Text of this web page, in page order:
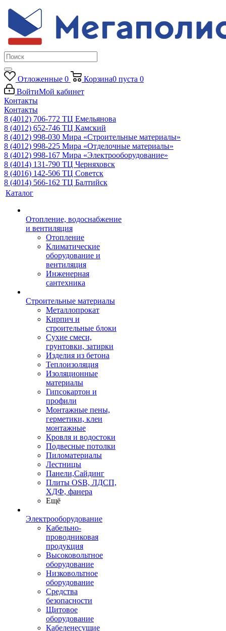
Отложенные 0 Корзина0 пуста 0
ВойтиМой кабинет
Контакты
Контакты
8 (4012) 706-772 ТЦ Емельянова
8 (4012) 652-746 ТЦ Камский
8 (4012) 998-030 Мира «Строительные материалы»
8 (4012) 998-225 Мира «Отделочные материалы»
8 (4012) 998-167 Мира «Электрооборудование»
8 (4014) 131-790 ТЦ Черняховск
8 (4016) 142-506 ТЦ Советск
8 (4014) 566-162 ТЦ Балтийск
Каталог
Отопление, водоснабжение
и вентиляция
Отопление
Климатические
оборудование и
вентиляция
Инженерная
сантехника
Строительные материалы
Металлопрокат
Кирпич и
строительные блоки
Сухие смеси,
грунтовки, затирки
Изделия из бетона
Теплоизоляция
Изоляционные
материалы
Гипсокартон и
профили
Монтажные пены,
герметики, клеи
монтажные
Кровля и водостоки
Подвесные потолки
Пиломатериалы
Лестницы
Панели,Сайдинг
Плиты OSB, ЛДСП,
ХДФ, фанера
Ещё
Электрооборудование
Кабельно-
проводниковая
продукция
Высоковольтное
оборудование
Низковольтное
оборудование
Средства
безопасности
Щитовое
оборудование
Кабеленесущие